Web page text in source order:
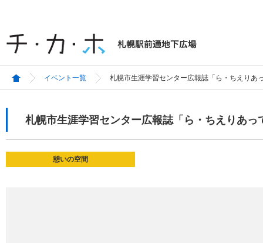
イベント一覧 札幌市生涯学習センター広報誌「ら・ちえりあ
札幌市生涯学習センター広報誌「ら・ちえりあ
憩いの空間